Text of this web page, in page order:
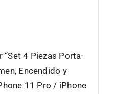
“Set 4 Piezas Porta-
Encendido y
11 Pro / iPhone